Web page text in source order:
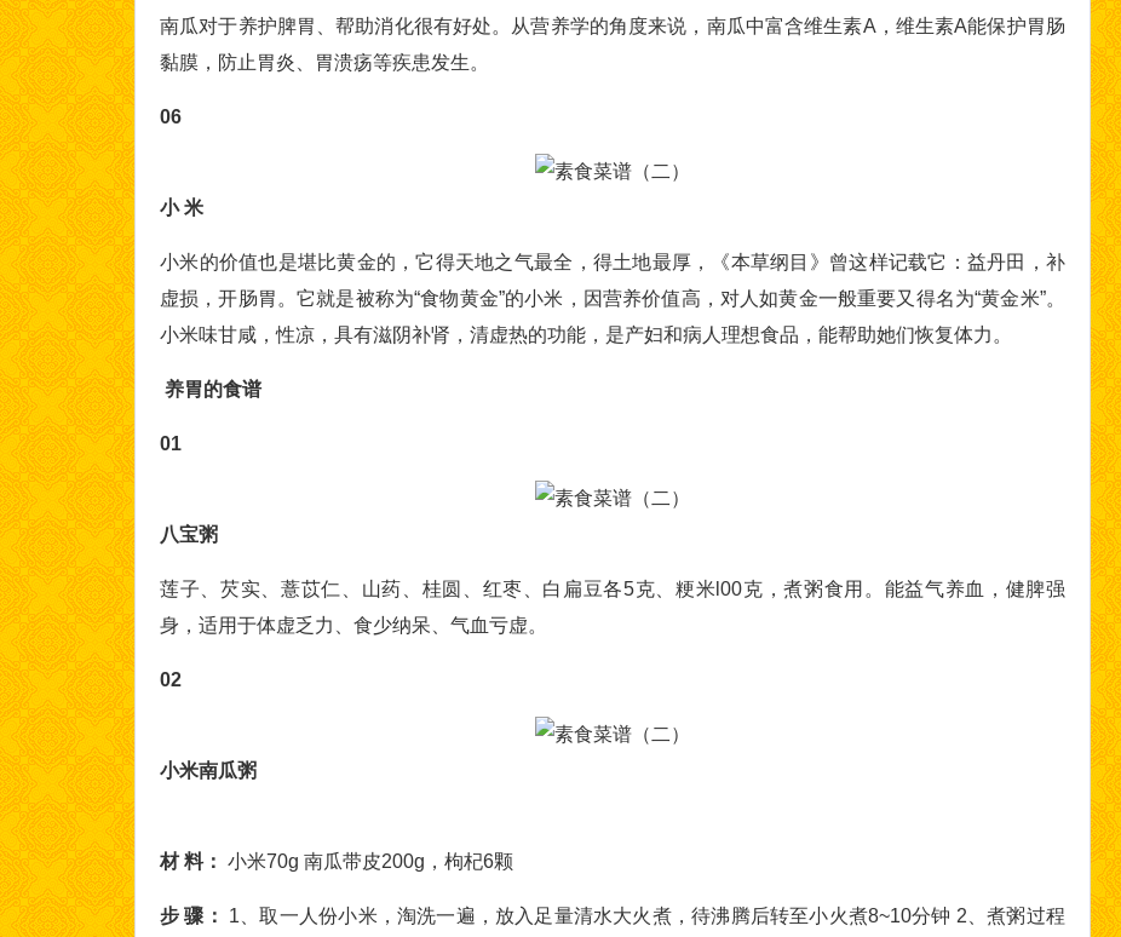
南瓜对于养护脾胃、帮助消化很有好处。从营养学的角度来说，南瓜中富含维生素A，维生素A能保护胃肠
黏膜，防止胃炎、胃溃疡等疾患发生。
06
小 米
小米的价值也是堪比黄金的，它得天地之气最全，得土地最厚，《本草纲目》曾这样记载它：益丹田，补
虚损，开肠胃。它就是被称为“食物黄金”的小米，因营养价值高，对人如黄金一般重要又得名为“黄金米”。
小米味甘咸，性凉，具有滋阴补肾，清虚热的功能，是产妇和病人理想食品，能帮助她们恢复体力。
养胃的食谱
01
八宝粥
莲子、芡实、薏苡仁、山药、桂圆、红枣、白扁豆各5克、粳米l00克，煮粥食用。能益气养血，健脾强
身，适用于体虚乏力、食少纳呆、气血亏虚。
02
小米南瓜粥
材 料： 小米70g 南瓜带皮200g，枸杞6颗
步 骤： 1、取一人份小米，淘洗一遍，放入足量清水大火煮，待沸腾后转至小火煮8~10分钟 2、煮粥过程